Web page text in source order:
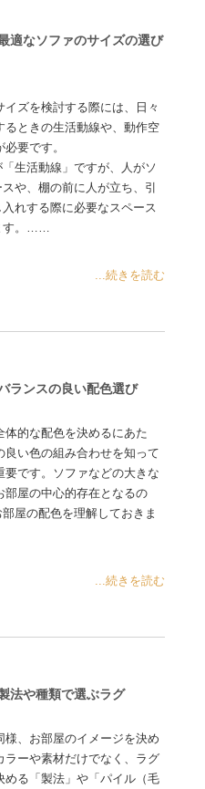
適なソファのサイズの選び
イズを検討する際には、日々
るときの生活動線や、動作空
要です。
生活動線」ですが、人がソ
や、棚の前に人が立ち、引
れする際に必要なスペース
す。……
...続きを読む
ランスの良い配色選び
体的な配色を決めるにあた
良い色の組み合わせを知って
要です。ソファなどの大きな
部屋の中心的存在となるの
屋の配色を理解しておきま
...続きを読む
法や種類で選ぶラグ
様、お部屋のイメージを決め
ラーや素材だけでなく、ラグ
める「製法」や「パイル（毛